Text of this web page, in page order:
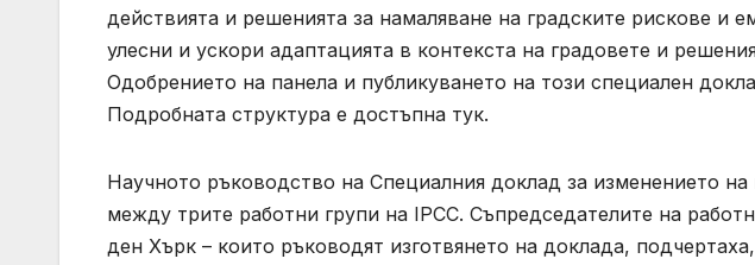
действията и решенията за намаляване на градските рискове и
улесни и ускори адаптацията в контекста на градовете и
Одобрението на панела и публикуването на този специален
Подробната структура е достъпна тук.
Научното ръководство на Специалния доклад за изменението на
между трите работни групи на IPCC. Съпредседателите на
ден Хърк – които ръководят изготвянето на доклада,